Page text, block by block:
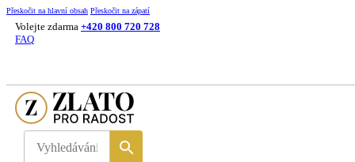
Přeskočit na hlavní obsah Přeskočit na zápatí
Volejte zdarma +420 800 720 728
FAQ